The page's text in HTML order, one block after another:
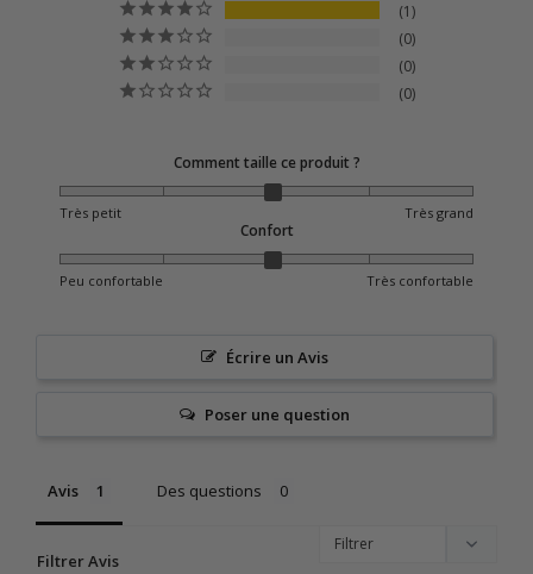
1
0
0
0
Comment taille ce produit ?
Très petit Très grand
Confort
Peu confortable Très confortable
Écrire un Avis
Poser une question
Avis Des questions
Filtrer Avis